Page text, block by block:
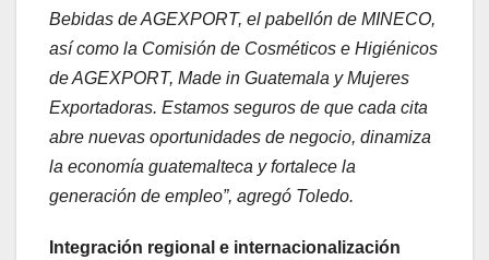
Bebidas de AGEXPORT, el pabellón de MINECO,
así como la Comisión de Cosméticos e Higiénicos
de AGEXPORT, Made in Guatemala y Mujeres
Exportadoras. Estamos seguros de que cada cita
abre nuevas oportunidades de negocio, dinamiza
la economía guatemalteca y fortalece la
generación de empleo”, agregó Toledo.
Integración regional e internacionalización